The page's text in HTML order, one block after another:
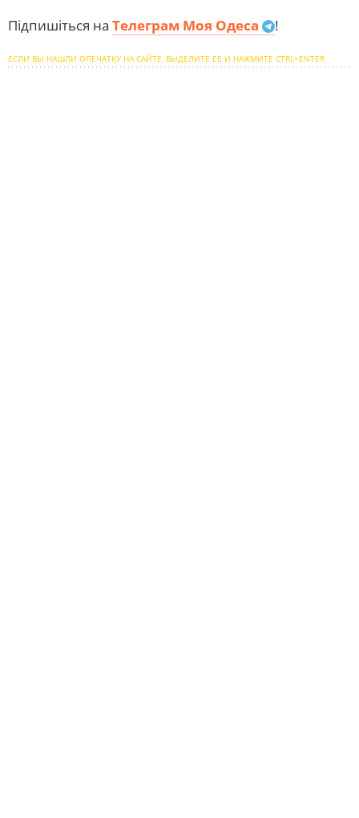
Підпишіться на Телеграм Моя Одеса !
ЕСЛИ ВЫ НАШЛИ ОПЕЧАТКУ НА САЙТЕ, ВЫДЕЛИТЕ ЕЕ И НАЖМИТЕ CTRL+ENTER